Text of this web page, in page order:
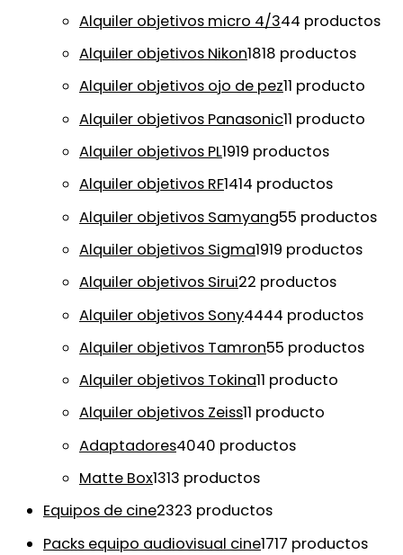
Alquiler objetivos micro 4/344 productos
Alquiler objetivos Nikon1818 productos
Alquiler objetivos ojo de pez11 producto
Alquiler objetivos Panasonic11 producto
Alquiler objetivos PL1919 productos
Alquiler objetivos RF1414 productos
Alquiler objetivos Samyang55 productos
Alquiler objetivos Sigma1919 productos
Alquiler objetivos Sirui22 productos
Alquiler objetivos Sony4444 productos
Alquiler objetivos Tamron55 productos
Alquiler objetivos Tokina11 producto
Alquiler objetivos Zeiss11 producto
Adaptadores4040 productos
Matte Box1313 productos
Equipos de cine2323 productos
Packs equipo audiovisual cine1717 productos